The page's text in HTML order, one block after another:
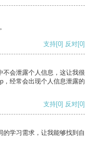
支持[0] 反对[0]
不会泄露个人信息，这让我很
，经常会出现个人信息泄露的
支持[0] 反对[0]
学习需求，让我能够找到自